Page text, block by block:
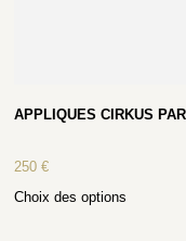
APPLIQUES CIRKUS
250€
Choix des options